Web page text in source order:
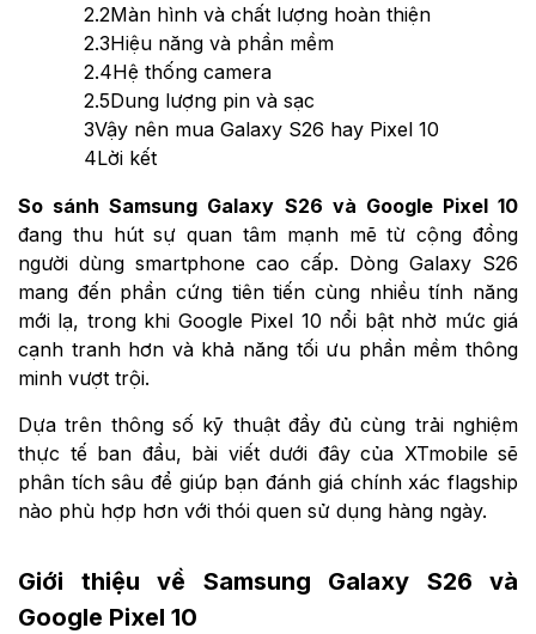
2.2Màn hình và chất lượng hoàn thiện
2.3Hiệu năng và phần mềm
2.4Hệ thống camera
2.5Dung lượng pin và sạc
3Vậy nên mua Galaxy S26 hay Pixel 10
4Lời kết
So sánh Samsung Galaxy S26 và Google Pixel 10
đang thu hút sự quan tâm mạnh mẽ từ cộng đồng
người dùng smartphone cao cấp. Dòng Galaxy S26
mang đến phần cứng tiên tiến cùng nhiều tính năng
mới lạ, trong khi Google Pixel 10 nổi bật nhờ mức giá
cạnh tranh hơn và khả năng tối ưu phần mềm thông
minh vượt trội.
Dựa trên thông số kỹ thuật đầy đủ cùng trải nghiệm
thực tế ban đầu, bài viết dưới đây của XTmobile sẽ
phân tích sâu để giúp bạn đánh giá chính xác flagship
nào phù hợp hơn với thói quen sử dụng hàng ngày.
Giới thiệu về Samsung Galaxy S26 và
Google Pixel 10